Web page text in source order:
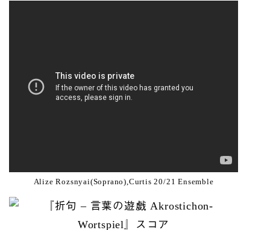
Alize Rozsnyai(Soprano),Curtis 20/21 Ensemble